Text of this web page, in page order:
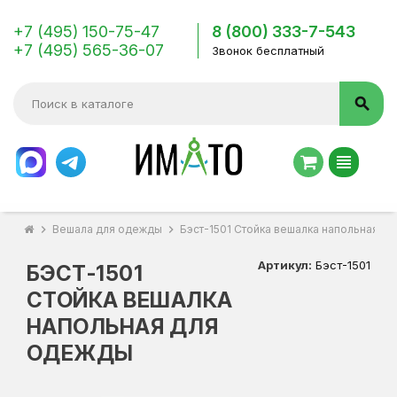
+7 (495) 150-75-47
+7 (495) 565-36-07
8 (800) 333-7-543
Звонок бесплатный
search
view_headline
chevron_right Вешала для одежды chevron_right Бэст-1501 Стойка вешалка напольная
БЭСТ-1501
СТОЙКА ВЕШАЛКА
НАПОЛЬНАЯ ДЛЯ
ОДЕЖДЫ
Артикул: Бэст-1501